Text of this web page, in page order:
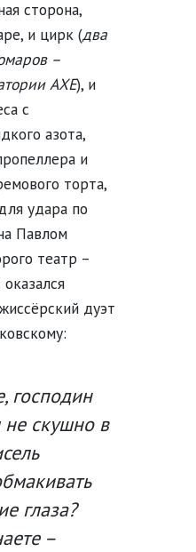
сторона,
и цирк (два
–
АХЕ), и
с
азота,
и
торта,
удара по
Павлом
театр –
дуэт
господин
скушно в
глаза?
–